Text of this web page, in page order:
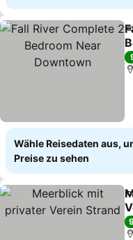
Wähle Reisedaten aus,
Preise zu sehen